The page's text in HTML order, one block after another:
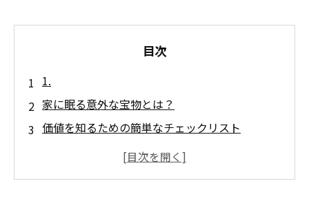
目次
1.
家に眠る意外な宝物とは？
価値を知るための簡単なチェックリスト
古い家電や家具の意外な再利用法